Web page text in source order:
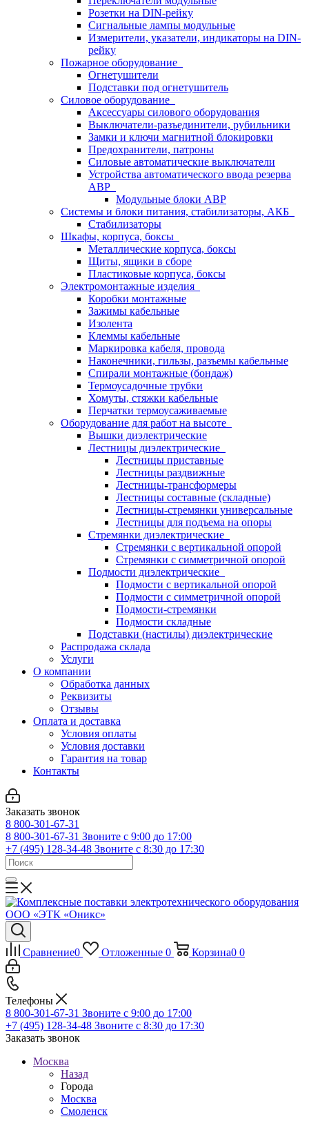
Розетки на DIN-рейку
Сигнальные лампы модульные
Измерители, указатели, индикаторы на DIN-
рейку
Пожарное оборудование
Огнетушители
Подставки под огнетушитель
Силовое оборудование
Аксессуары силового оборудования
Выключатели-разъединители, рубильники
Замки и ключи магнитной блокировки
Предохранители, патроны
Силовые автоматические выключатели
Устройства автоматического ввода резерва
АВР
Модульные блоки АВР
Системы и блоки питания, стабилизаторы, АКБ
Стабилизаторы
Шкафы, корпуса, боксы
Металлические корпуса, боксы
Щиты, ящики в сборе
Пластиковые корпуса, боксы
Электромонтажные изделия
Коробки монтажные
Зажимы кабельные
Изолента
Клеммы кабельные
Маркировка кабеля, провода
Наконечники, гильзы, разъемы кабельные
Спирали монтажные (бондаж)
Термоусадочные трубки
Хомуты, стяжки кабельные
Перчатки термоусаживаемые
Оборудование для работ на высоте
Вышки диэлектрические
Лестницы диэлектрические
Лестницы приставные
Лестницы раздвижные
Лестницы-трансформеры
Лестницы составные (складные)
Лестницы-стремянки универсальные
Лестницы для подъема на опоры
Стремянки диэлектрические
Стремянки с вертикальной опорой
Стремянки с симметричной опорой
Подмости диэлектрические
Подмости с вертикальной опорой
Подмости с симметричной опорой
Подмости-стремянки
Подмости складные
Подставки (настилы) диэлектрические
Распродажа склада
Услуги
О компании
Обработка данных
Реквизиты
Отзывы
Оплата и доставка
Условия оплаты
Условия доставки
Гарантия на товар
Контакты
Заказать звонок
8 800-301-67-31
8 800-301-67-31 Звоните с 9:00 до 17:00
+7 (495) 128-34-48 Звоните с 8:30 до 17:30
Сравнение0 Отложенные 0 Корзина0 0
Телефоны
8 800-301-67-31 Звоните с 9:00 до 17:00
+7 (495) 128-34-48 Звоните с 8:30 до 17:30
Заказать звонок
Москва
Назад
Города
Москва
Смоленск